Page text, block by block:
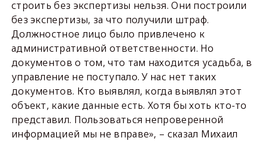
строить без экспертизы нельзя. Они построили
без экспертизы, за что получили штраф.
Должностное лицо было привлечено к
административной ответственности. Но
документов о том, что там находится усадьба, в
управление не поступало. У нас нет таких
документов. Кто выявлял, когда выявлял этот
объект, какие данные есть. Хотя бы хоть кто-то
представил. Пользоваться непроверенной
информацией мы не вправе», – сказал Михаил